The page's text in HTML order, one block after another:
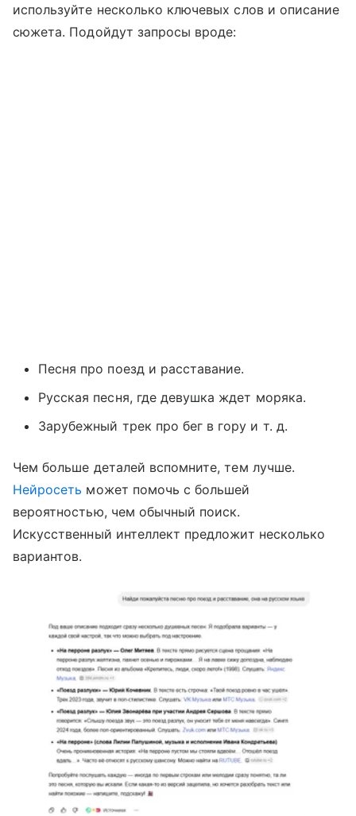
используйте несколько ключевых слов и описание
сюжета. Подойдут запросы вроде:
Песня про поезд и расставание.
Русская песня, где девушка ждет моряка.
Зарубежный трек про бег в гору и т. д.
Чем больше деталей вспомните, тем лучше.
Нейросеть может помочь с большей
вероятностью, чем обычный поиск.
Искусственный интеллект предложит несколько
вариантов.